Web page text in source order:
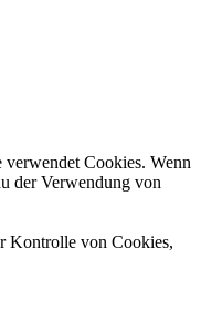
verwendet Cookies. Wenn
der Verwendung von
Kontrolle von Cookies,